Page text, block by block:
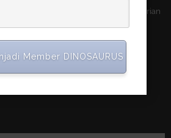
telah memnuhi standar uji Kementerian
Member DINOSAURUS